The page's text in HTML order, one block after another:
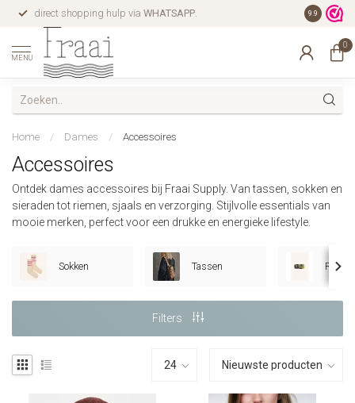
direct shopping hulp via WHATSAPP. gratis
9.9
MENU
0
Home / Dames / Accessoires
Accessoires
Ontdek dames accessoires bij Fraai Supply. Van tassen, sokken en
sieraden tot riemen, sjaals en verzorging. Stijlvolle essentials van
mooie merken, perfect voor een drukke en energieke lifestyle.
Sokken Tassen
Filters